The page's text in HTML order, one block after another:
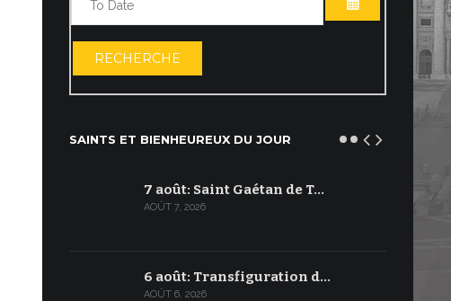
OUVRIR LE
RECHERCHE
SAINTS ET BIENHEUREUX DU JOUR
7 août: Saint Gaétan de T…
AOÛT 7, 2026
6 août: Transfiguration d…
AOÛT 6, 2026